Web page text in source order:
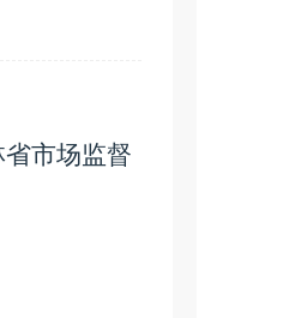
市场监督